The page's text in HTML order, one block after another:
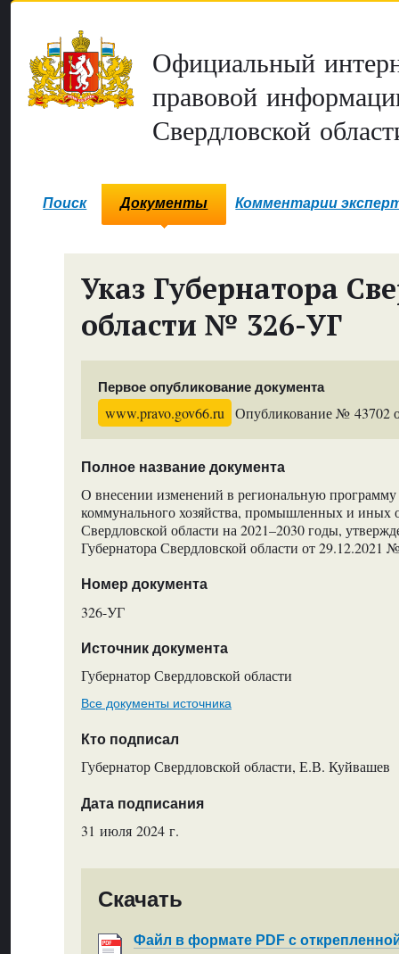
Официальный
правовой
Свердловской
Поиск Документы Комментарии
Указ Губернатора
области № 326-УГ
Первое опубликование документа
www.pravo.gov66.ru Опубликование № 43702
Полное название документа
О внесении изменений в региональную
коммунального хозяйства, промышленных и иных
Свердловской области на 2021–2030 годы,
Губернатора Свердловской области от 29.12.2021
Номер документа
326-УГ
Источник документа
Губернатор Свердловской области
Все документы источника
Кто подписал
Губернатор Свердловской области, Е.В. Куйвашев
Дата подписания
31 июля 2024 г.
Скачать
Файл в формате PDF с